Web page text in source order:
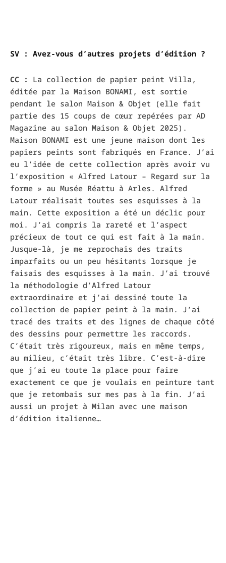
SV : Avez-vous d’autres projets d’édition ?
CC :
La collection de papier peint Villa,
éditée par la Maison BONAMI, est sortie
pendant le salon Maison & Objet (elle fait
partie des 15 coups de cœur repérées par AD
Magazine au salon Maison & Objet 2025).
Maison BONAMI est une jeune maison dont les
papiers peints sont fabriqués en France. J’ai
eu l’idée de cette collection après avoir vu
l’exposition « Alfred Latour – Regard sur la
forme » au Musée Réattu à Arles. Alfred
Latour réalisait toutes ses esquisses à la
main. Cette exposition a été un déclic pour
moi. J’ai compris la rareté et l’aspect
précieux de tout ce qui est fait à la main.
Jusque-là, je me reprochais des traits
imparfaits ou un peu hésitants lorsque je
faisais des esquisses à la main. J’ai trouvé
la méthodologie d’Alfred Latour
extraordinaire et j’ai dessiné toute la
collection de papier peint à la main. J’ai
tracé des traits et des lignes de chaque côté
des dessins pour permettre les raccords.
C’était très rigoureux, mais en même temps,
au milieu, c’était très libre. C’est-à-dire
que j’ai eu toute la place pour faire
exactement ce que je voulais en peinture tant
que je retombais sur mes pas à la fin. J’ai
aussi un projet à Milan avec une maison
d’édition italienne…